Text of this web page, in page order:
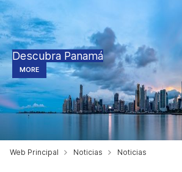
Descubra Panamá
MORE
Web Principal Noticias Noticias